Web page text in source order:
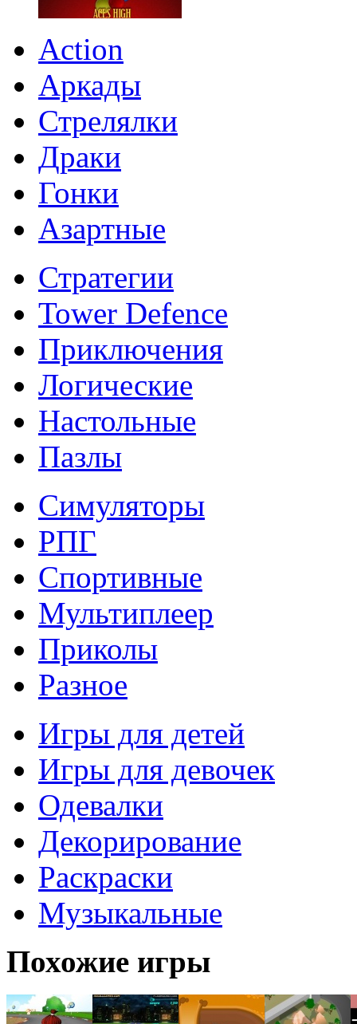
Action
Аркады
Стрелялки
Драки
Гонки
Азартные
Стратегии
Tower Defence
Приключения
Логические
Настольные
Пазлы
Симуляторы
РПГ
Спортивные
Мультиплеер
Приколы
Разное
Игры для детей
Игры для девочек
Одевалки
Декорирование
Раскраски
Музыкальные
Похожие игры